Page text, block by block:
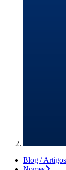
Blog / Artigos